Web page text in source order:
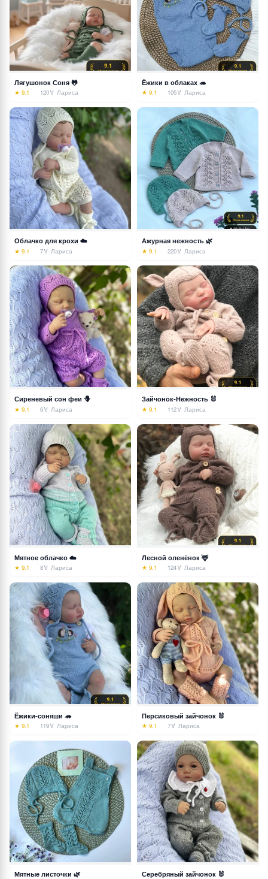
Лягушонок Соня 🐸
★ 9.1 120🏅 Лариса
Ёжики в облаках 🦔
★ 9.1 105🏅 Лариса
Облачко для крохи ☁️
★ 9.1 7🏅 Лариса
Ажурная нежность 🌿
★ 9.1 220🏅 Лариса
Сиреневый сон феи 🪻
★ 9.1 6🏅 Лариса
Зайчонок-Нежность 🐰
★ 9.1 112🏅 Лариса
Мятное облачко ☁️
★ 9.1 8🏅 Лариса
Лесной оленёнок 🦌
★ 9.1 124🏅 Лариса
Ёжики-соняши 🦔
★ 9.1 119🏅 Лариса
Персиковый зайчонок 🐰
★ 9.1 7🏅 Лариса
Мятные листочки 🌿 Серебряный зайчонок 🐰